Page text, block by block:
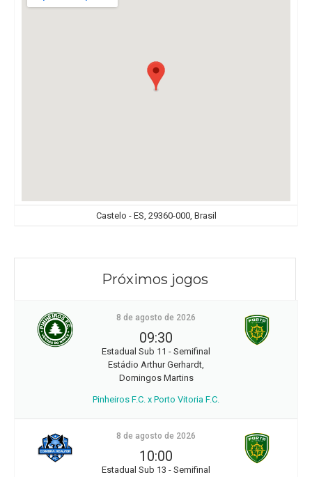
Castelo - ES, 29360-000, Brasil
Próximos jogos
8 de agosto de 2026
09:30
Estadual Sub 11 - Semifinal
Estádio Arthur Gerhardt,
Domingos Martins
Pinheiros F.C. x Porto Vitoria F.C.
8 de agosto de 2026
10:00
Estadual Sub 13 - Semifinal